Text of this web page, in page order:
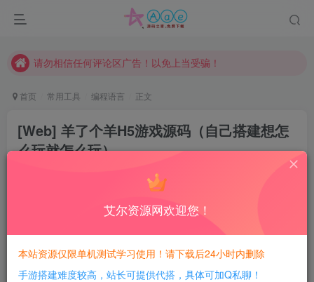
本站一律禁止以任何方式发布或转载任何违法的相关信息，访客发现请向站长举报
请勿相信任何评论区广告！以免上当受骗！
首页 常用工具 编程语言 正文
[Web] 羊了个羊H5游戏源码（自己搭建想怎
么玩就怎么玩）
每日活跃最高可获得600积分！所有资源可以使用
艾尔资源网欢迎您！
本站资源仅限单机测试学习使用！请下载后24小时内删除
手游搭建难度较高，站长可提供代搭，具体可加Q私聊！